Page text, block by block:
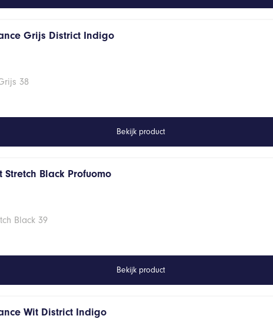
Grijs District Indigo
38
Bekijk product
Stretch Black Profuomo
Black 39
Bekijk product
Wit District Indigo